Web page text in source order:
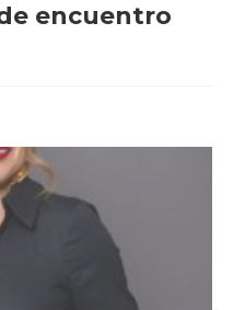
encuentro